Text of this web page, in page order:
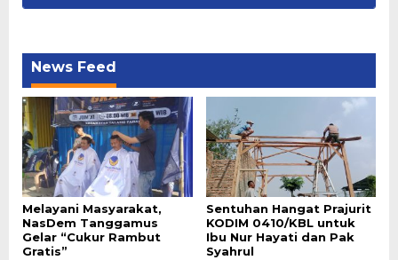
News Feed
Melayani Masyarakat,
NasDem Tanggamus
Gelar “Cukur Rambut
Gratis”
Sentuhan Hangat Prajurit
KODIM 0410/KBL untuk
Ibu Nur Hayati dan Pak
Syahrul